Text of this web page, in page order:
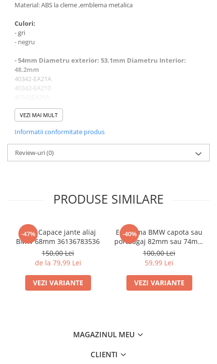
Material: ABS la cleme ,emblema metalica
Culori:
- gri
- negru
- 54mm Diametru exterior: 53.1mm Diametru Interior:
48.2mm
40342-EA21A
40342-EA210
- 60mm Diametru exterior: 60mm Diametru Interior: 57mm
Emblema este rezistenta la radiatiile UV si agenti chimici
VEZI MAI MULT
Informatii conformitate produs
Review-uri(0)
PRODUSE SIMILARE
-47%
Set 4 Capace jante aliaj
BMW 68mm 36136783536
150,00 Lei
de la 79,99 Lei
VEZI VARIANTE
-40%
Emblema BMW capota sau
portbagaj 82mm sau 74mm
(51 14-8132375)
100,00 Lei
59,99 Lei
VEZI VARIANTE
MAGAZINUL MEU
CLIENTI